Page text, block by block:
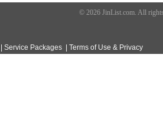
© 2026 JinList.com. All
|Service Packages |Terms of Use & Privacy